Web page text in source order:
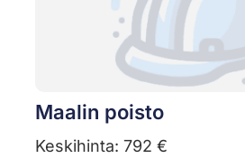
Maalin poisto
Keskihinta: 792 €